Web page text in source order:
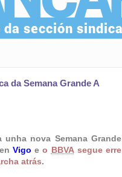
da Semana Grande A
nova Semana Grande
Vigo eo BBVAsegue erre
atrás.